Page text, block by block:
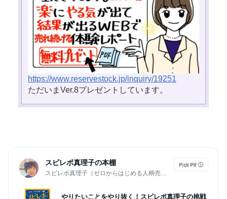
https://www.reservestock.jp/inquiry/19251
ただいまVer.8プレゼントしています。
スピレポ真理子の本棚
スピレポ真理子（ゼロからはじめる人柄売りプロデューサー）WEBで売れ続ける体験レポート🎁してます。
やりたいことをやり抜く！スピレポ真理子の挑戦